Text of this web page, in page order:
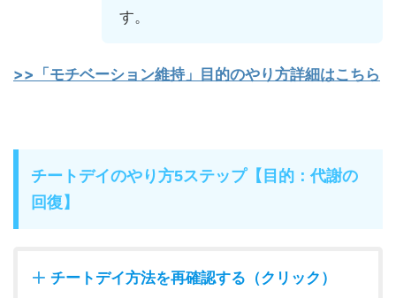
す。
>>「モチベーション維持」目的のやり方詳細はこちら
チートデイのやり方5ステップ【目的：代謝の
回復】
チートデイ方法を再確認する（クリック）